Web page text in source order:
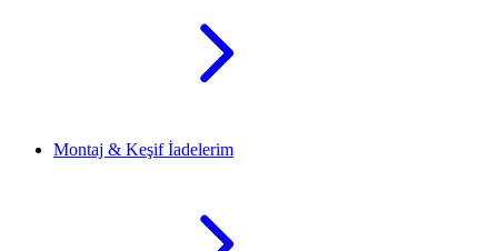
Montaj & Keşif İadelerim